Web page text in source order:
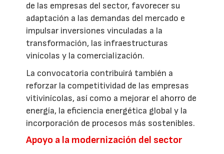
de las empresas del sector, favorecer su
adaptación a las demandas del mercado e
impulsar inversiones vinculadas a la
transformación, las infraestructuras
vinícolas y la comercialización.
La convocatoria contribuirá también a
reforzar la competitividad de las empresas
vitivinícolas, así como a mejorar el ahorro de
energía, la eficiencia energética global y la
incorporación de procesos más sostenibles.
Apoyo a la modernización del sector